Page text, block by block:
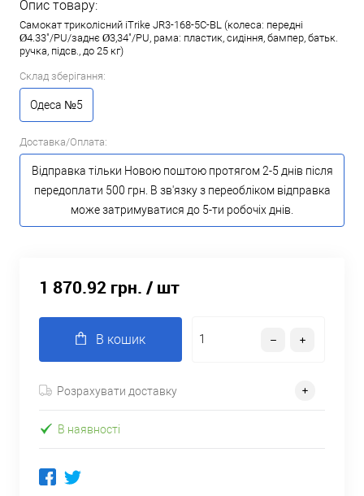
Опис товару:
Самокат триколісний iTrike JR3-168-5С-BL (колеса: передні
Ø4.33"/PU/заднє Ø3,34"/PU, рама: пластик, сидіння, бампер, батьк.
ручка, підсв., до 25 кг)
Склад зберігання:
Одеса №5
Доставка/Оплата:
Відправка тільки Новою поштою протягом 2-5 днів після
передоплати 500 грн. В зв'язку з переобліком відправка
може затримуватися до 5-ти робочіх днів.
1 870.92 грн. / шт
В кошик
Розрахувати доставку
В наявності